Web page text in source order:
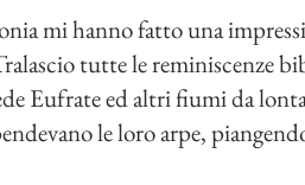
mi hanno fatto una
tutte le reminiscenze
Eufrate ed altri fiumi da
le loro arpe,